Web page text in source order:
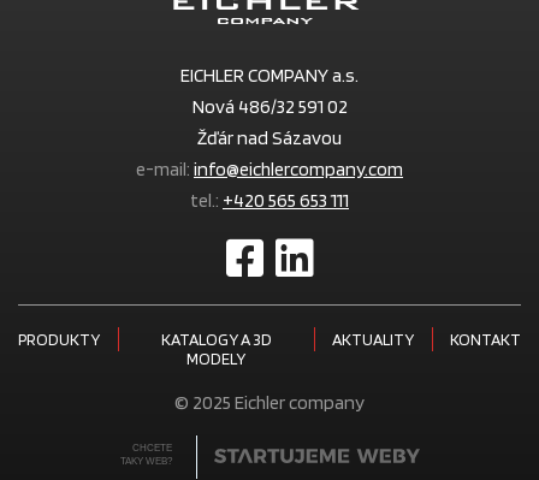
© 2025 Eichler company
EICHLER COMPANY a.s.
Nová 486/32 591 02
Žďár nad Sázavou
e-mail: info@eichlercompany.com
tel.: +420 565 653 111
PRODUKTY
KATALOGY A 3D
MODELY
AKTUALITY KONTAKT
CHCETE
TAKY WEB?